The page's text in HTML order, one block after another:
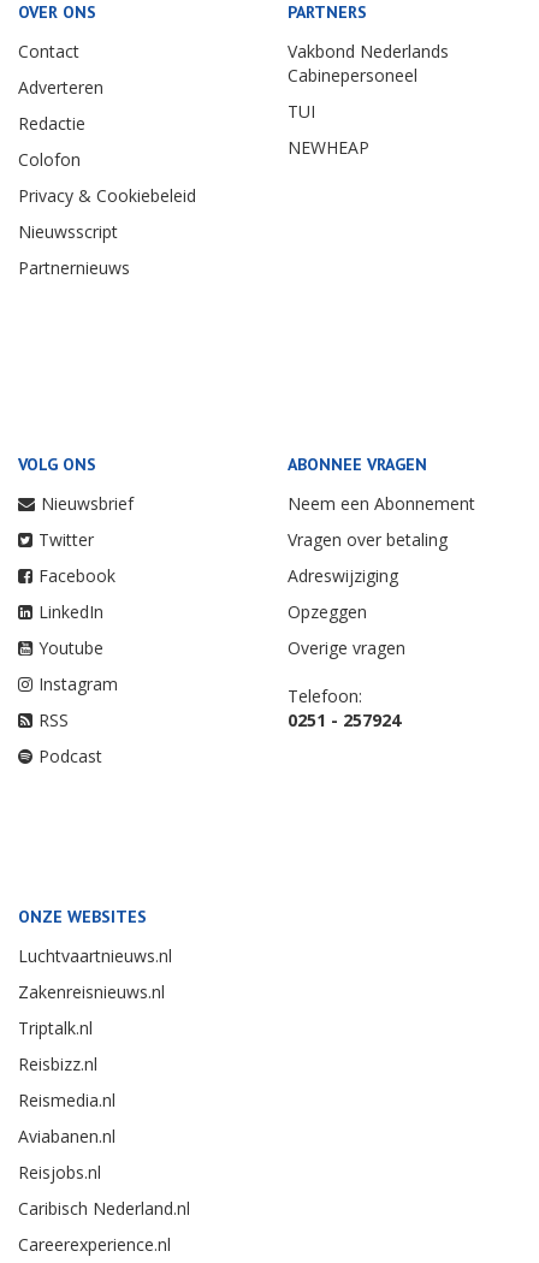
OVER ONS
Contact
Adverteren
Redactie
Colofon
Privacy & Cookiebeleid
Nieuwsscript
Partnernieuws
PARTNERS
Vakbond Nederlands
Cabinepersoneel
TUI
NEWHEAP
VOLG ONS
Nieuwsbrief
Twitter
Facebook
LinkedIn
Youtube
Instagram
RSS
Podcast
ABONNEE VRAGEN
Neem een Abonnement
Vragen over betaling
Adreswijziging
Opzeggen
Overige vragen
Telefoon:
0251 - 257924
ONZE WEBSITES
Luchtvaartnieuws.nl
Zakenreisnieuws.nl
Triptalk.nl
Reisbizz.nl
Reismedia.nl
Aviabanen.nl
Reisjobs.nl
Caribisch Nederland.nl
Careerexperience.nl